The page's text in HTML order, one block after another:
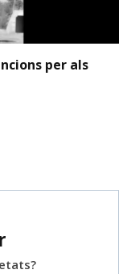
per als